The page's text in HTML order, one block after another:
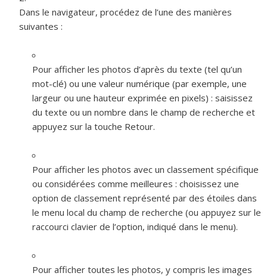
Dans le navigateur, procédez de l’une des manières
suivantes :
Pour afficher les photos d’après du texte (tel qu’un
mot-clé) ou une valeur numérique (par exemple, une
largeur ou une hauteur exprimée en pixels) : saisissez
du texte ou un nombre dans le champ de recherche et
appuyez sur la touche Retour.
Pour afficher les photos avec un classement spécifique
ou considérées comme meilleures : choisissez une
option de classement représenté par des étoiles dans
le menu local du champ de recherche (ou appuyez sur le
raccourci clavier de l’option, indiqué dans le menu).
Pour afficher toutes les photos, y compris les images